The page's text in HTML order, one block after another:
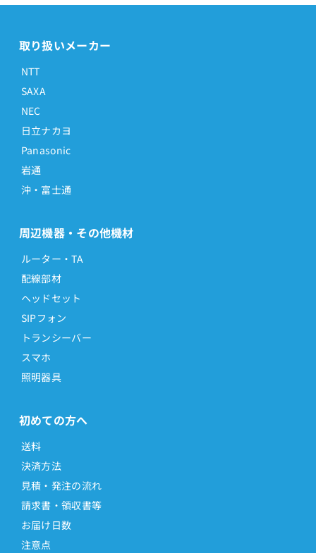
取り扱いメーカー
NTT
SAXA
NEC
日立ナカヨ
Panasonic
岩通
沖・富士通
周辺機器・その他機材
ルーター・TA
配線部材
ヘッドセット
SIPフォン
トランシーバー
スマホ
照明器具
初めての方へ
送料
決済方法
見積・発注の流れ
請求書・領収書等
お届け日数
注意点